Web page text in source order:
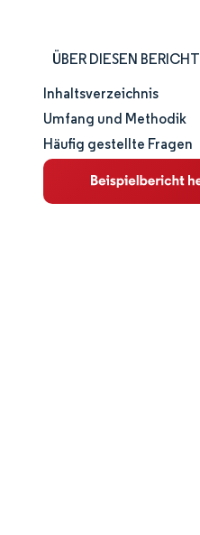
ÜBER DIESEN BERICHT
Marktgröße und -anteil
Marktanalyse
Trends und Einblicke
Inhaltsverzeichnis
Umfang und Methodik
Häufig gestellte Fragen